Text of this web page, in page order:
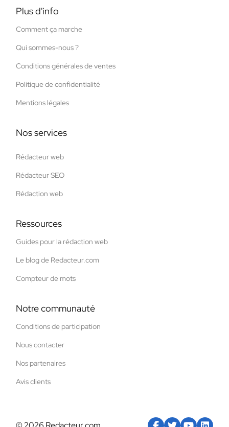
Plus d'info
Comment ça marche
Qui sommes-nous ?
Conditions générales de ventes
Politique de confidentialité
Mentions légales
Nos services
Rédacteur web
Rédacteur SEO
Rédaction web
Ressources
Guides pour la rédaction web
Le blog de Redacteur.com
Compteur de mots
Notre communauté
Conditions de participation
Nous contacter
Nos partenaires
Avis clients